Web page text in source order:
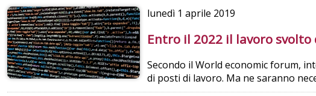
lunedì 1 aprile 2019
Entro il 2022 il lavoro
Secondo il World economic forum,
di posti di lavoro. Ma ne saranno